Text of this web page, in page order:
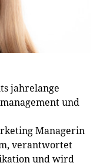
jahrelange
und
Managerin
verantwortet
und wird